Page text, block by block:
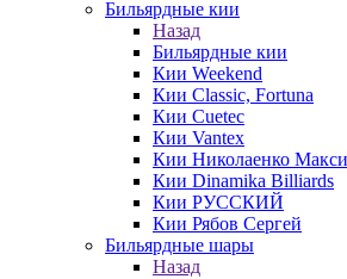
Бильярдные кии
Назад
Бильярдные кии
Кии Weekend
Кии Classic, Fortuna
Кии Cuetec
Кии Vantex
Кии Николаенко
Кии Dinamika Billiards
Кии РУССКИЙ
Кии Рябов Сергей
Бильярдные шары
Назад